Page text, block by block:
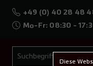
+49 (0) 40 28 48
Mo-Fr: 08:30 -
Diese